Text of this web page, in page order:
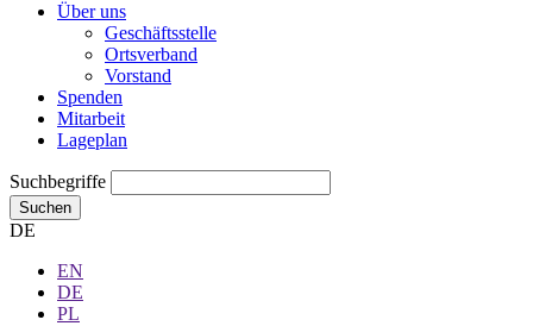
Über uns
Geschäftsstelle
Ortsverband
Vorstand
Spenden
Mitarbeit
Lageplan
Suchbegriffe
Suchen
DE
EN
DE
PL